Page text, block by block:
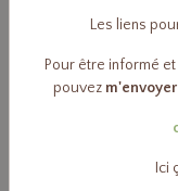
Bons
Les liens
Pour être informé
pouvez
Ici